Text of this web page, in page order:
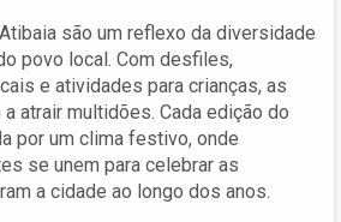
são um reflexo da diversidade
povo local. Com desfiles,
e atividades para crianças, as
atrair multidões. Cada edição do
por um clima festivo, onde
se unem para celebrar as
a cidade ao longo dos anos.